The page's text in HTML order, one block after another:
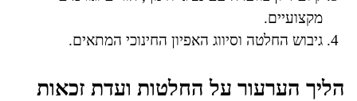
מקצועיים.
גיבוש החלטה וסיווג האפיון החינוכי המתאים.
הליך הערעור על החלטות ועדת זכאות